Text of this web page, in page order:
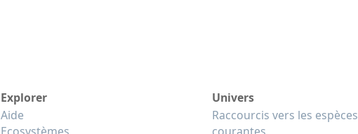
Explorer
Aide
Univers
Raccourcis vers les espèces